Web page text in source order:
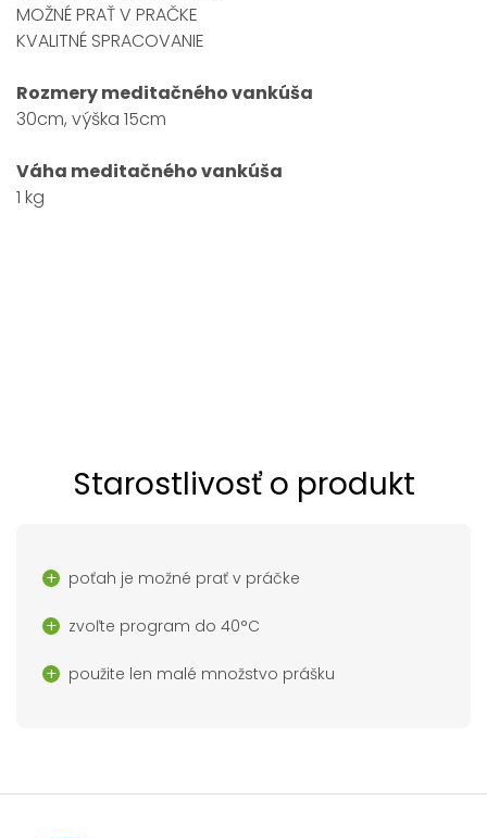
MOŽNÉ PRAŤ V PRAČKE
KVALITNÉ SPRACOVANIE
Rozmery meditačného vankúša
30cm, výška 15cm
Váha meditačného vankúša
1 kg
Starostlivosť o produkt
poťah je možné prať v práčke
zvoľte program do 40°C
použite len malé množstvo prášku